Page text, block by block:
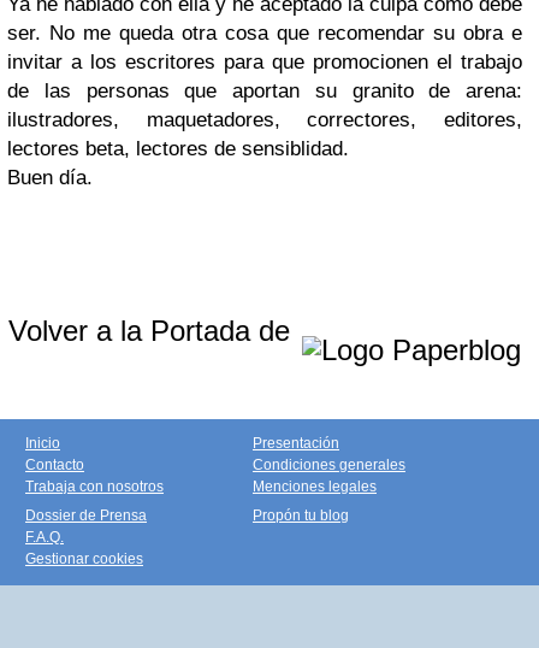
ser. No me queda otra cosa que recomendar su obra e
invitar a los escritores para que promocionen el trabajo
de las personas que aportan su granito de arena:
ilustradores, maquetadores, correctores, editores,
lectores beta, lectores de sensiblidad.
Buen día.
Volver a la Portada de
Inicio
Contacto
Trabaja con nosotros
Presentación
Condiciones generales
Menciones legales
Dossier de Prensa
F.A.Q.
Gestionar cookies
Propón tu blog